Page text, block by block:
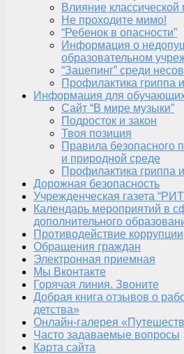
Влияние
Не проходите мимо!
“Ребенок в опасности”
Информация о
образовательном
“Зацепинг” среди
Профилактика гриппа
Информация для
Сайт “В мире музыки”
Подросток и закон
Твоя позиция
Правила безопасного
и природной среде
Профилактика гриппа
Дорожная безопасность
Учрежденческая газета
Календарь мероприятий в
дополнительного
Противодействие коррупции
Обращения граждан
Электронная приемная
Мы Вконтакте
Горячая линия. Звоните
Добрая книга отзывов о
детства»
Онлайн-галерея
Часто задаваемые вопросы
Карта сайта